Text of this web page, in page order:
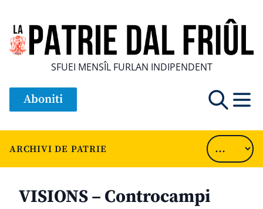
SFUEI MENSÎL FURLAN INDIPENDENT
Aboniti
ARCHIVI DE PATRIE
VISIONS – Controcampi